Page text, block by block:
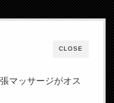
CLOSE
マッサージがオス